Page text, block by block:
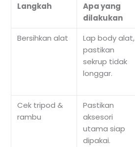
Langkah
Apa yang
dilakukan
Bersihkan alat
Lap body alat,
pastikan
sekrup tidak
longgar.
Cek tripod &
rambu
Pastikan
aksesori
utama siap
dipakai.